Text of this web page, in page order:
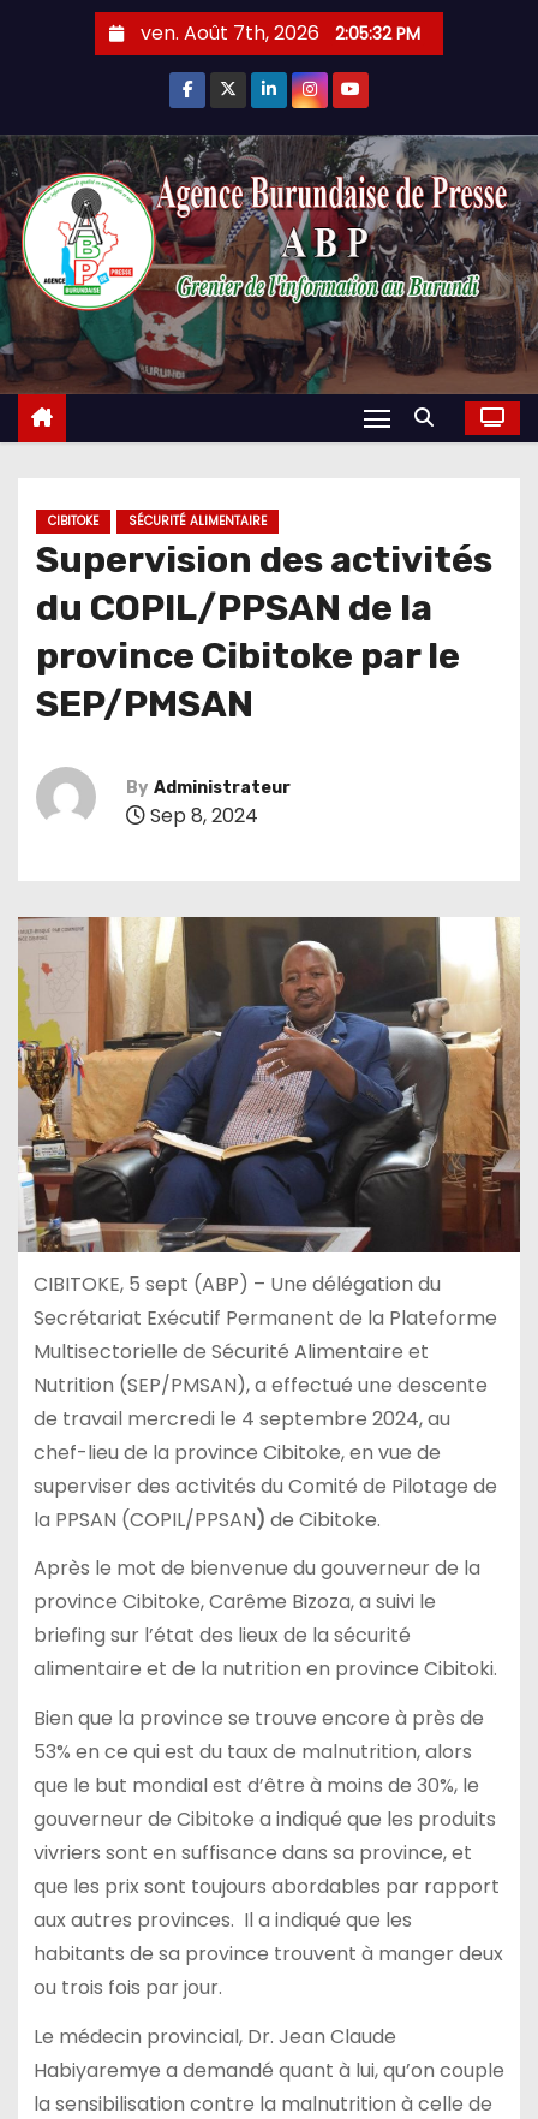
ven. Août 7th, 2026 2:05:33 PM
CIBITOKE SÉCURITÉ ALIMENTAIRE
Supervision des activités
du COPIL/PPSAN de la
province Cibitoke par le
SEP/PMSAN
By Administrateur
Sep 8, 2024
CIBITOKE, 5 sept (ABP) – Une délégation du
Secrétariat Exécutif Permanent de la Plateforme
Multisectorielle de Sécurité Alimentaire et
Nutrition (SEP/PMSAN), a effectué une descente
de travail mercredi le 4 septembre 2024, au
chef-lieu de la province Cibitoke, en vue de
superviser des activités du Comité de Pilotage de
la PPSAN (COPIL/PPSAN) de Cibitoke.
Après le mot de bienvenue du gouverneur de la
province Cibitoke, Carême Bizoza, a suivi le
briefing sur l’état des lieux de la sécurité
alimentaire et de la nutrition en province Cibitoki.
Bien que la province se trouve encore à près de
53% en ce qui est du taux de malnutrition, alors
que le but mondial est d’être à moins de 30%, le
gouverneur de Cibitoke a indiqué que les produits
vivriers sont en suffisance dans sa province, et
que les prix sont toujours abordables par rapport
aux autres provinces. Il a indiqué que les
habitants de sa province trouvent à manger deux
ou trois fois par jour.
Le médecin provincial, Dr. Jean Claude
Habiyaremye a demandé quant à lui, qu’on couple
la sensibilisation contre la malnutrition à celle de